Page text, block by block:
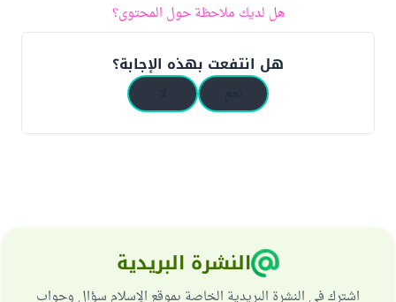
هل لديك ملاحظة حول المحتوى؟
هل انتفعت بهذه الإجابة؟
النشرة البريدية
اشترك في النشرة البريدية الخاصة بموقع الإسلام سؤال وجواب